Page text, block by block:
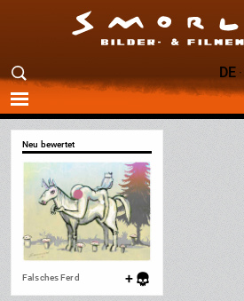
DE ·
Neu bewertet
Falsches Ferd +